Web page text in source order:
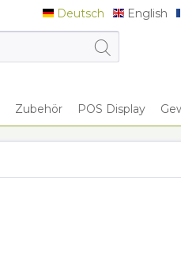
Deutsch
Deutsch English
English
Zubehör POS Display